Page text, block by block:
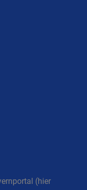
(hier